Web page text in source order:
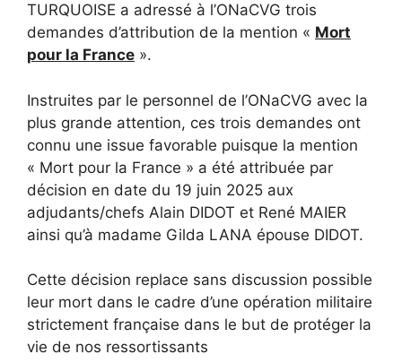
TURQUOISE a adressé à l’ONaCVG trois
demandes d’attribution de la mention « Mort
pour la France ».
Instruites par le personnel de l’ONaCVG avec la
plus grande attention, ces trois demandes ont
connu une issue favorable puisque la mention
« Mort pour la France » a été attribuée par
décision en date du 19 juin 2025 aux
adjudants/chefs Alain DIDOT et René MAIER
ainsi qu’à madame Gilda LANA épouse DIDOT.
Cette décision replace sans discussion possible
leur mort dans le cadre d’une opération militaire
strictement française dans le but de protéger la
vie de nos ressortissants